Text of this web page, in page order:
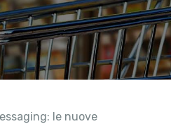
le nuove